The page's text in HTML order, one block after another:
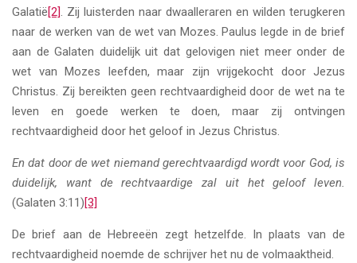
Galatië[2]. Zij luisterden naar dwaalleraren en wilden terugkeren
naar de werken van de wet van Mozes. Paulus legde in de brief
aan de Galaten duidelijk uit dat gelovigen niet meer onder de
wet van Mozes leefden, maar zijn vrijgekocht door Jezus
Christus. Zij bereikten geen rechtvaardigheid door de wet na te
leven en goede werken te doen, maar zij ontvingen
rechtvaardigheid door het geloof in Jezus Christus.
En dat door de wet niemand gerechtvaardigd wordt voor God, is
duidelijk, want de rechtvaardige zal uit het geloof leven.
(Galaten 3:11)[3]
De brief aan de Hebreeën zegt hetzelfde. In plaats van de
rechtvaardigheid noemde de schrijver het nu de volmaaktheid.